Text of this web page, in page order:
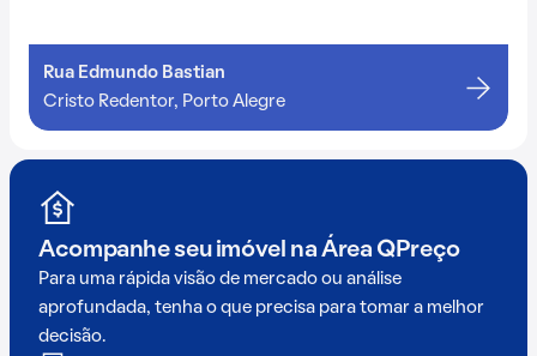
Rua Edmundo Bastian
Cristo Redentor, Porto Alegre
Acompanhe seu imóvel na Área QPreço
Para uma rápida visão de mercado ou análise
aprofundada, tenha o que precisa para tomar a melhor
decisão.